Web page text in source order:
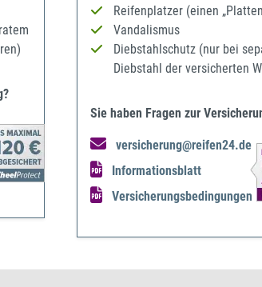
Reifenplatzer (einen
Vandalismus
Diebstahlschutz (nur bei
Diebstahl der versicherten
Sie haben Fragen zur
versicherung@reifen24.de
Informationsblatt
Versicherungsbedingungen